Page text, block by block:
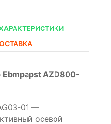
Ebmpapst AZD800-
01 —
осевой